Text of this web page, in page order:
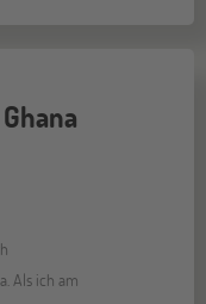
Als ich am